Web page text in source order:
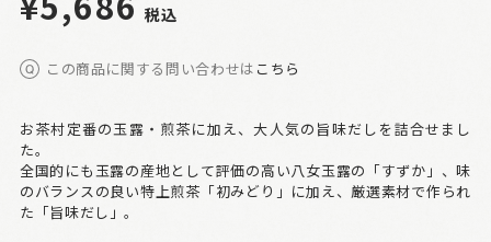
税込
この商品に関する問い合わせは こちら
お茶村定番の玉露・煎茶に加え、大人気の旨味だしを詰合せまし
た。
全国的にも玉露の産地として評価の高い八女玉露の「すずか」、味
のバランスの良い特上煎茶「初みどり」に加え、厳選素材で作られ
た「旨味だし」。